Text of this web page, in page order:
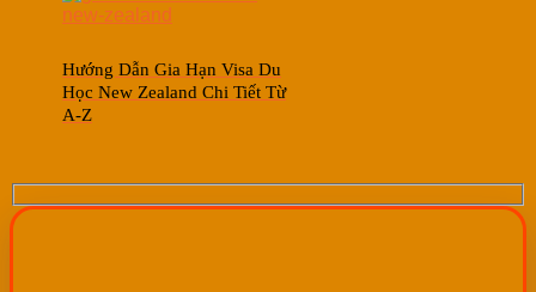
Hướng Dẫn Gia Hạn Visa Du
Học New Zealand Chi Tiết Từ
A-Z